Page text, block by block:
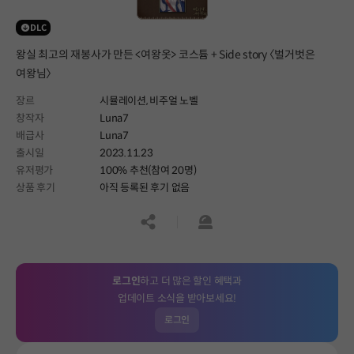
DLC
왕실 최고의 재봉사가 만든 <여왕옷> 코스튬 + Side story 〈벌거벗은
여왕님〉
장르 시뮬레이션,비주얼 노벨
창작자
Luna7
배급사
Luna7
출시일
2023.11.23
유저평가
100% 추천(참여 20명)
상품 후기
아직 등록된 후기 없음
공유하기신고하기
로그인하고 더 많은 할인 혜택과
업데이트 소식을 받아보세요!
로그인